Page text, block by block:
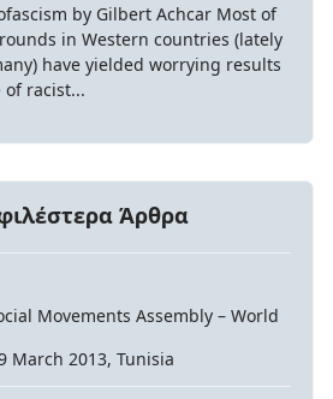
by Gilbert Achcar Most of
in Western countries (lately
have yielded worrying results
racist...
Άρθρα
Movements Assembly – World
March 2013, Tunisia